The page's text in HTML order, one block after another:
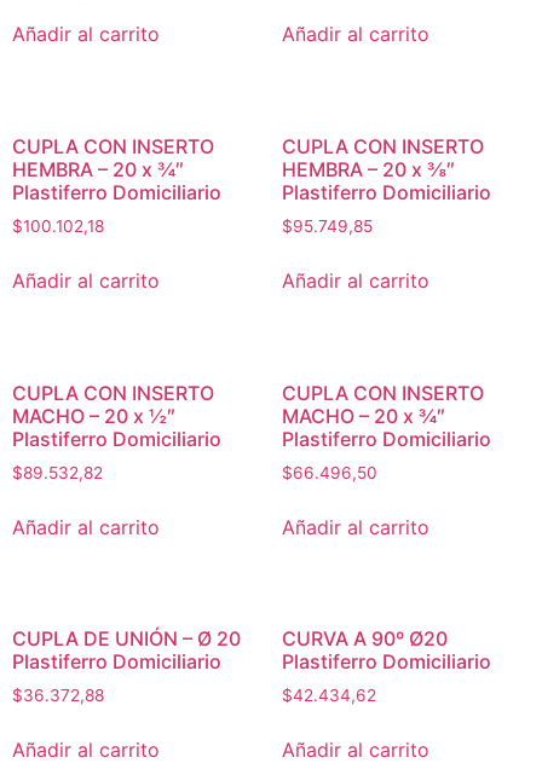
Añadir al carrito Añadir al carrito
CUPLA CON INSERTO
HEMBRA – 20 x ¾″
Plastiferro Domiciliario
$100.102,18
Añadir al carrito
CUPLA CON INSERTO
HEMBRA – 20 x ⅜″
Plastiferro Domiciliario
$95.749,85
Añadir al carrito
CUPLA CON INSERTO
MACHO – 20 x ½″
Plastiferro Domiciliario
$89.532,82
Añadir al carrito
CUPLA CON INSERTO
MACHO – 20 x ¾″
Plastiferro Domiciliario
$66.496,50
Añadir al carrito
CUPLA DE UNIÓN – Ø 20
Plastiferro Domiciliario
$36.372,88
Añadir al carrito
CURVA A 90º Ø20
Plastiferro Domiciliario
$42.434,62
Añadir al carrito